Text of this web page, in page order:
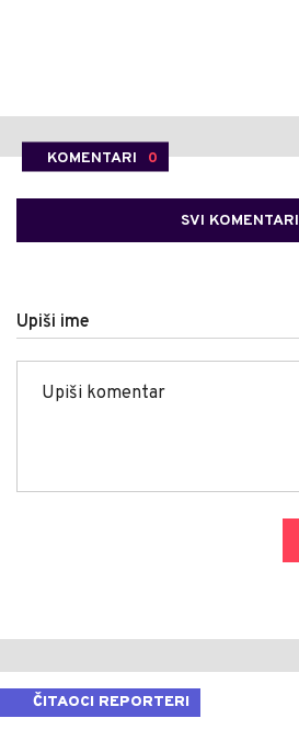
KOMENTARI 0
SVI KOMENTARI
Upiši ime
ČITAOCI REPORTERI